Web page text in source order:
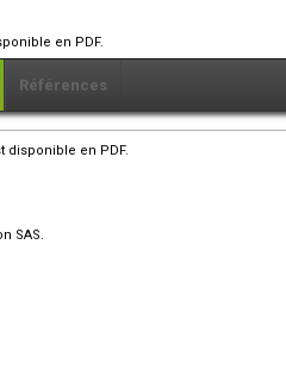
en PDF.
Références
disponible en PDF.
SAS.